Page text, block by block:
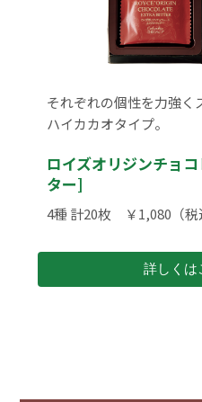
それぞれの個性を力強く
ハイカカオタイプ。
ロイズオリジンチョ
ター]
4種 計20枚 ￥1,080（税
詳しく